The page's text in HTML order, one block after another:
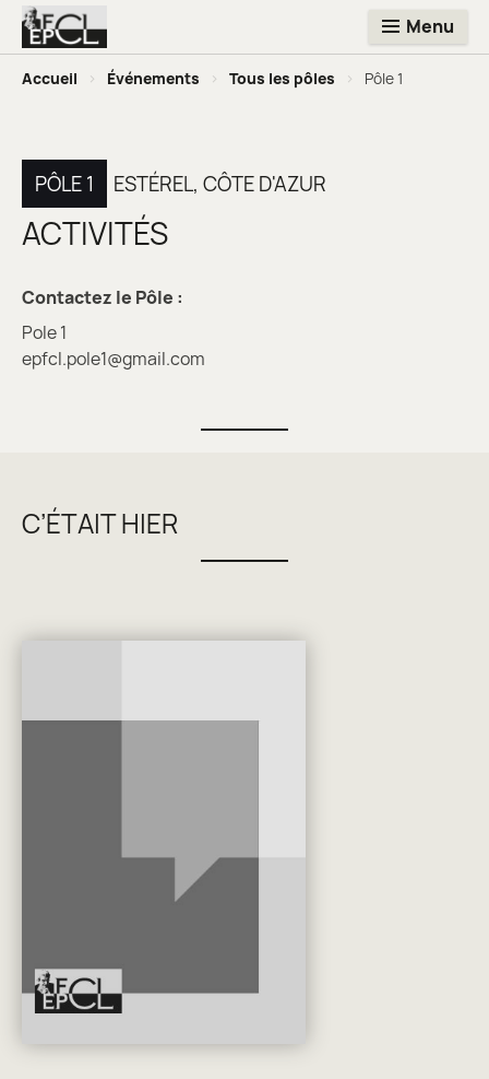
Menu
Accueil > Événements > Tous les pôles > Pôle 1
PÔLE 1 ESTÉREL, CÔTE D'AZUR
ACTIVITÉS
Contactez le Pôle :
Pole 1
epfcl.pole1@gmail.com
C’ÉTAIT HIER